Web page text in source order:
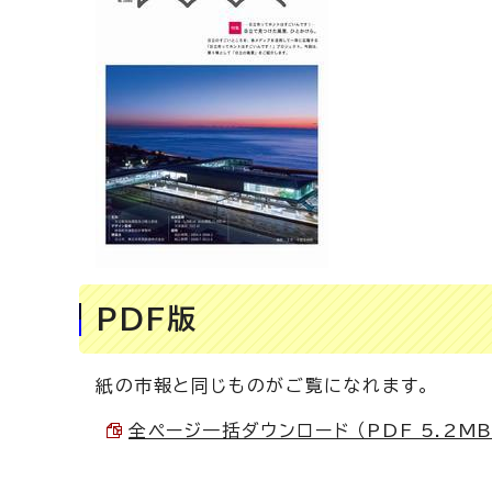
PDF版
紙の市報と同じものがご覧になれます。
全ページ一括ダウンロード （PDF 5.2MB